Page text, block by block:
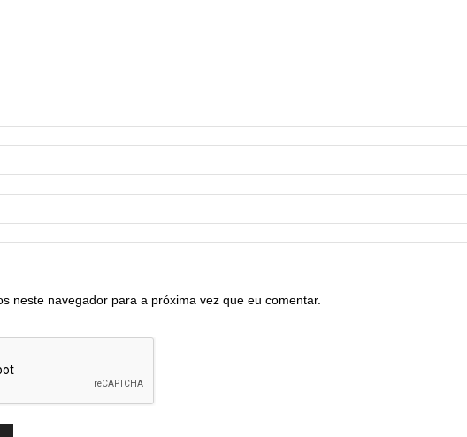
neste navegador para a próxima vez que eu comentar.